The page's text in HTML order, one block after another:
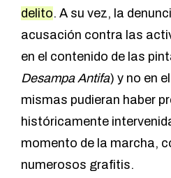
delito. A su vez, la
acusación contra las
en el contenido de las
Desampa Antifa) y no en
mismas pudieran haber
históricamente
momento de la marcha,
numerosos grafitis.